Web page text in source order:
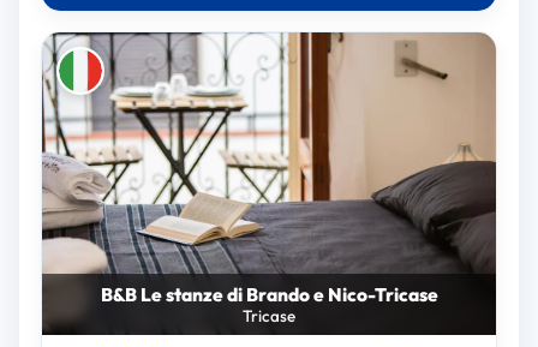
B&B Le stanze di Brando e Nico-Tricase
Tricase